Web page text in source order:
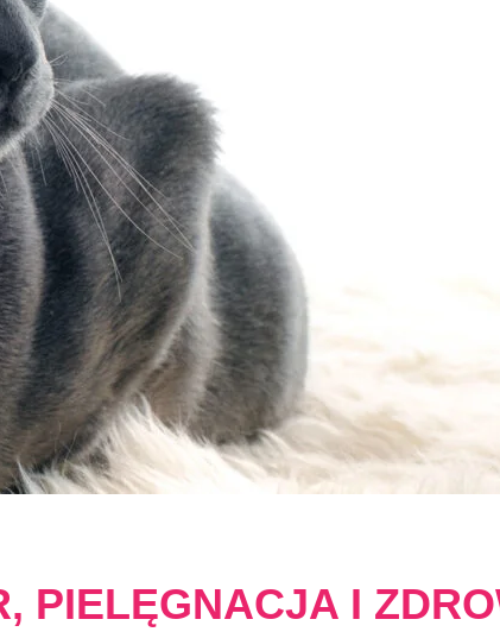
PIELĘGNACJA I